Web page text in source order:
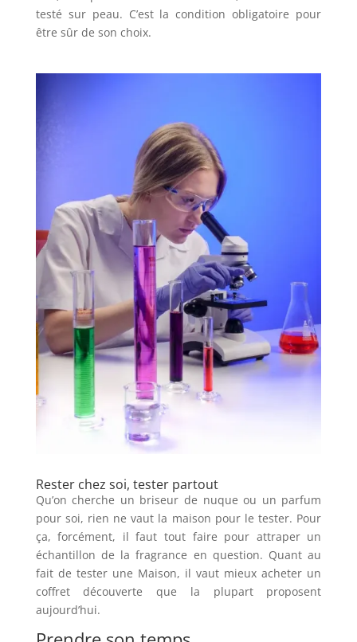
testé sur peau. C’est la condition obligatoire pour
être sûr de son choix.
Rester chez soi, tester partout
Qu’on cherche un briseur de nuque ou un parfum
pour soi, rien ne vaut la maison pour le tester. Pour
ça, forcément, il faut tout faire pour attraper un
échantillon de la fragrance en question. Quant au
fait de tester une Maison, il vaut mieux acheter un
coffret découverte que la plupart proposent
aujourd’hui.